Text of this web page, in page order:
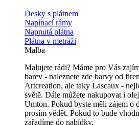
Desky s plátnem
Napínací rámy
Napnutá plátna
Plátna v metráži
Malba
Malujete rádi? Máme pro Vás
barev - naleznete zde barvy od
Artcreation, ale taky Lascaux -
světě. Dále můžete nakupovat i
Umton. Pokud byste měli zájem o
prosím vědět. Pokud to bude
zařadíme do nabídky.